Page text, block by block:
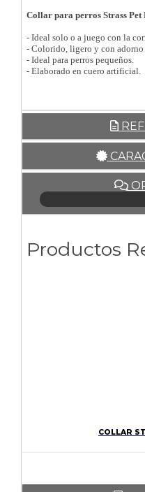
Collar para perros Strass Pet
- Ideal solo o a juego con la
- Colorido, ligero y con adorno
- Ideal para perros pequeños.
- Elaborado en cuero artificial.
Productos
COLLAR